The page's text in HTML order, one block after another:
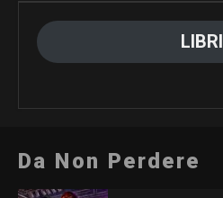
LIBRI
Da Non Perdere